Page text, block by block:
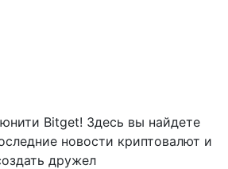
Bitget! Здесь вы найдете
новости криптовалют и
дружел